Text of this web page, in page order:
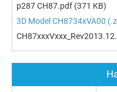
p287 CH87.pdf (371 KB)
3D Model CH8734xVA00